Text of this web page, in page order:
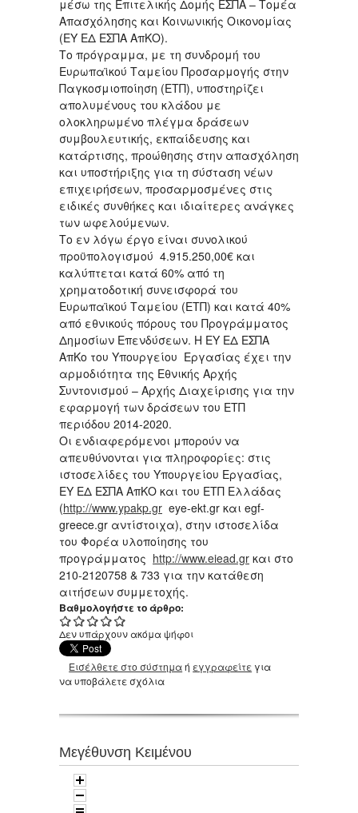
μέσω της Επιτελικής Δομής ΕΣΠΑ – Τομέα
Απασχόλησης και Κοινωνικής Οικονομίας
(ΕΥ ΕΔ ΕΣΠΑ ΑπΚΟ).
Το πρόγραμμα, με τη συνδρομή του
Ευρωπαϊκού Ταμείου Προσαρμογής στην
Παγκοσμιοποίηση (ΕΤΠ), υποστηρίζει
απολυμένους του κλάδου με
ολοκληρωμένο πλέγμα δράσεων
συμβουλευτικής, εκπαίδευσης και
κατάρτισης, προώθησης στην απασχόληση
και υποστήριξης για τη σύσταση νέων
επιχειρήσεων, προσαρμοσμένες στις
ειδικές συνθήκες και ιδιαίτερες ανάγκες
των ωφελούμενων.
Το εν λόγω έργο είναι συνολικού
προϋπολογισμού 4.915.250,00€ και
καλύπτεται κατά 60% από τη
χρηματοδοτική συνεισφορά του
Ευρωπαϊκού Ταμείου (ΕΤΠ) και κατά 40%
από εθνικούς πόρους του Προγράμματος
Δημοσίων Επενδύσεων. Η ΕΥ ΕΔ ΕΣΠΑ
ΑπΚο του Υπουργείου Εργασίας έχει την
αρμοδιότητα της Εθνικής Αρχής
Συντονισμού – Αρχής Διαχείρισης για την
εφαρμογή των δράσεων του ΕΤΠ
περιόδου 2014-2020.
Οι ενδιαφερόμενοι μπορούν να
απευθύνονται για πληροφορίες: στις
ιστοσελίδες του Υπουργείου Εργασίας,
ΕΥ ΕΔ ΕΣΠΑ ΑπΚΟ και του ΕΤΠ Ελλάδας
(http://www.ypakp.gr eye-ekt.gr και egf-
greece.gr αντίστοιχα), στην ιστοσελίδα
του Φορέα υλοποίησης του
προγράμματος http://www.eiead.gr και στο
210-2120758 & 733 για την κατάθεση
αιτήσεων συμμετοχής.
Βαθμολογήστε το άρθρο:
Δεν υπάρχουν ακόμα ψήφοι
Εισέλθετε στο σύστημαή εγγραφείτε για
να υποβάλετε σχόλια
Μεγέθυνση Κειμένου